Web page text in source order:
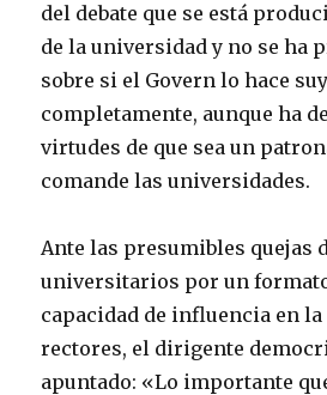
del debate que se está
de la universidad y no se ha
sobre si el Govern lo hace
completamente, aunque ha
virtudes de que sea un
comande las universidades.
Ante las presumibles quejas
universitarios por un
capacidad de influencia en
rectores, el dirigente
apuntado: «Lo importante